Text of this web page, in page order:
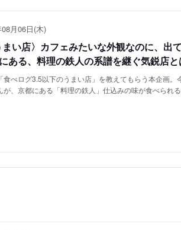
月06日(木)
まい店〉カフェみたいな外観なのに、出
ある、料理の鉄人の系譜を継ぐ気鋭店と
食べログ3.5以下のうまい店」を教えてもらう本企画。
、京都にある「料理の鉄人」仕込みの味が食べられ